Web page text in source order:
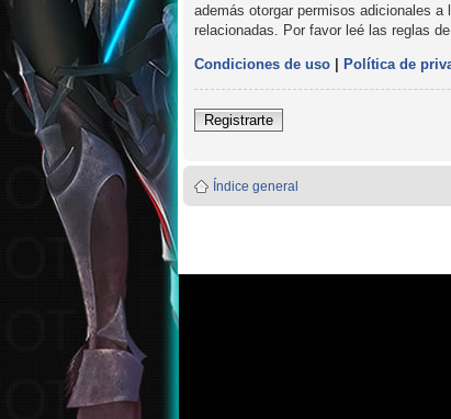
además otorgar permisos adicionales
relacionadas. Por favor leé las reglas
Condiciones de uso Política de
Registrarte
Índice general